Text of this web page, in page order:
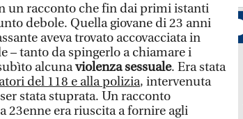
un racconto che fin dai primi istanti
debole. Quella giovane di 23 anni
aveva trovato accovacciata in
– tanto da spingerlo a chiamare i
alcunaviolenza sessuale. Era stata
del 118 e alla polizia, intervenuta
stata stuprata. Un racconto
23enne era riuscita a fornire agli